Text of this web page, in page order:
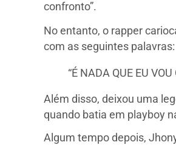
confronto”.
No entanto, o rapper
com as seguintes palavras:
“É NADA QUE EU
Além disso, deixou uma
quando batia em playboy
Algum tempo depois,